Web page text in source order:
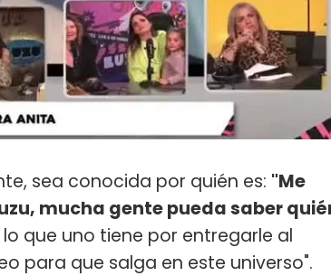
sea conocida por quién es: "Me
mucha gente pueda saber
que uno tiene por entregarle al
para que salga en este universo".